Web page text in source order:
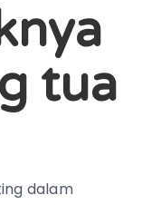
tua
dalam